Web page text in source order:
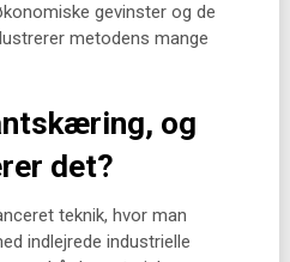
gevinster og de
metodens mange
og
det?
teknik, hvor man
indlejrede industrielle